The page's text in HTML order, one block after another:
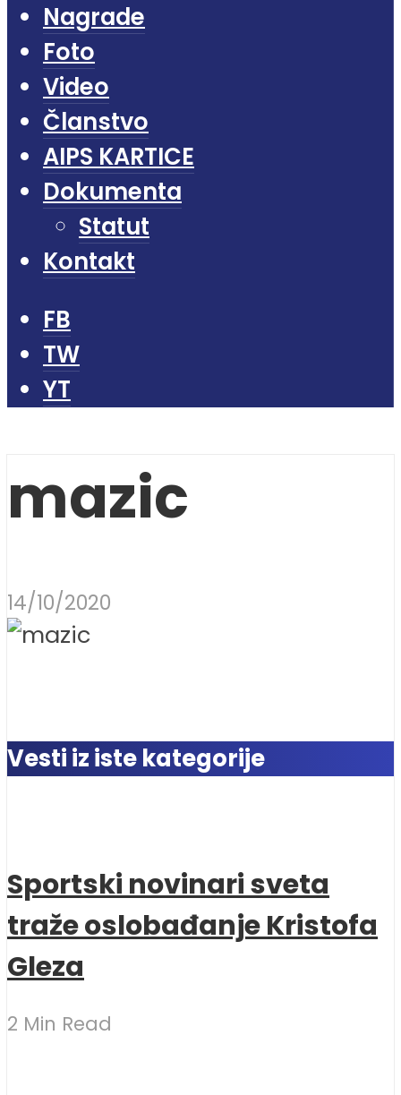
Nagrade
Foto
Video
Članstvo
AIPS KARTICE
Dokumenta
Statut
Kontakt
FB
TW
YT
mazic
14/10/2020
Vesti iz iste kategorije
Sportski novinari sveta
traže oslobađanje Kristofa
Gleza
2 Min Read